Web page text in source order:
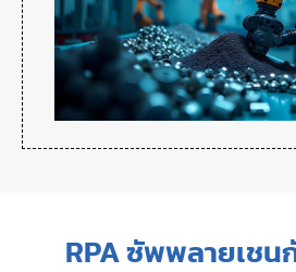
RPA ซัพพลายเช